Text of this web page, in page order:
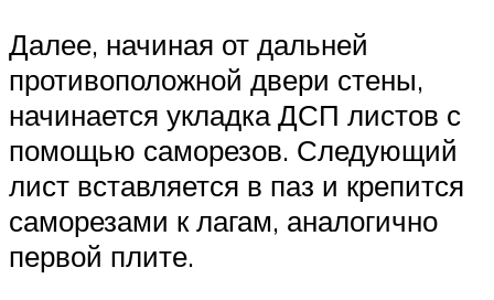
Далее, начиная от дальней
противоположной двери стены,
начинается укладка ДСП листов с
помощью саморезов. Следующий
лист вставляется в паз и крепится
саморезами к лагам, аналогично
первой плите.